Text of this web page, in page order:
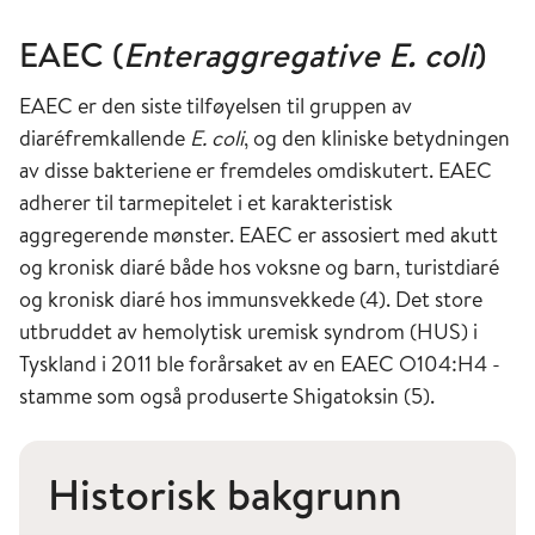
EAEC (Enteraggregative E. coli)
EAEC er den siste tilføyelsen til gruppen av
diaréfremkallende E. coli, og den kliniske betydningen
av disse bakteriene er fremdeles omdiskutert. EAEC
adherer til tarmepitelet i et karakteristisk
aggregerende mønster. EAEC er assosiert med akutt
og kronisk diaré både hos voksne og barn, turistdiaré
og kronisk diaré hos immunsvekkede (4). Det store
utbruddet av hemolytisk uremisk syndrom (HUS) i
Tyskland i 2011 ble forårsaket av en EAEC O104:H4 -
stamme som også produserte Shigatoksin (5).
Historisk bakgrunn